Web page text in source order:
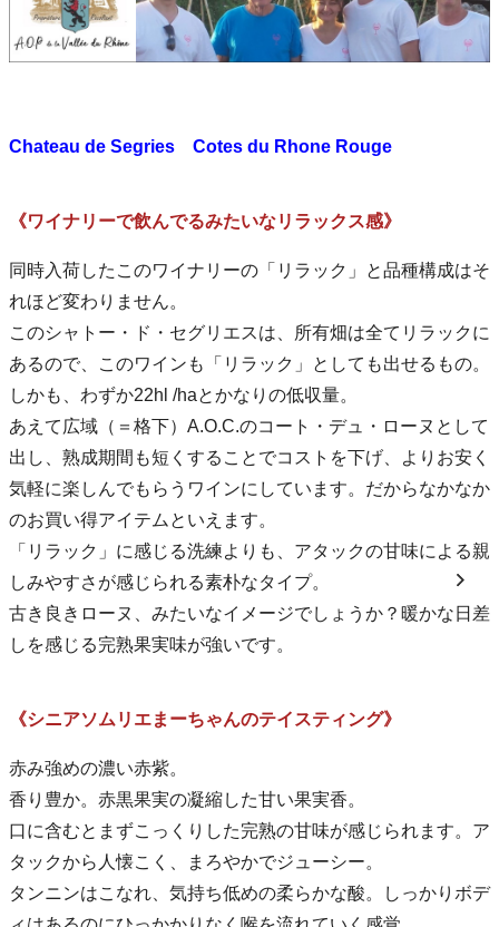
Chateau de Segries Cotes du Rhone Rouge
《ワイナリーで飲んでるみたいなリラックス感》
同時入荷したこのワイナリーの「リラック」と品種構成はそ
れほど変わりません。
このシャトー・ド・セグリエスは、所有畑は全てリラックに
あるので、このワインも「リラック」としても出せるもの。
しかも、わずか22hl /haとかなりの低収量。
あえて広域（＝格下）A.O.C.のコート・デュ・ローヌとして
出し、熟成期間も短くすることでコストを下げ、よりお安く
気軽に楽しんでもらうワインにしています。だからなかなか
のお買い得アイテムといえます。
「リラック」に感じる洗練よりも、アタックの甘味による親
しみやすさが感じられる素朴なタイプ。
古き良きローヌ、みたいなイメージでしょうか？暖かな日差
しを感じる完熟果実味が強いです。
《シニアソムリエまーちゃんのテイスティング》
赤み強めの濃い赤紫。
香り豊か。赤黒果実の凝縮した甘い果実香。
口に含むとまずこっくりした完熟の甘味が感じられます。ア
タックから人懐こく、まろやかでジューシー。
タンニンはこなれ、気持ち低めの柔らかな酸。しっかりボデ